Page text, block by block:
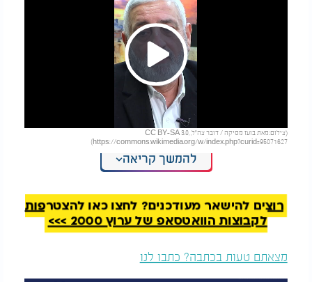
Play
Video
(צילום:מאת בועז מסיקה / דובר צה"ל, CC BY-SA 3.0,
https://commons.wikimedia.org/w/index.php?curid=95071627)
לכתבה המלאה עם הרב דוד גבאי, יו"ר הארגון "עניין של
כאן
להמשך קריאה
רוצים להישאר מעודכנים? לחצו כאן להצטרפות
לקבוצות הוואטסאפ של ערוץ 2000 >>>
מצאתם טעות בכתבה? כתבו לנו